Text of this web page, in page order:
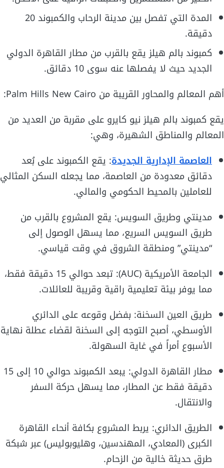
المدة التي تفصل بين مدينة الرحاب والكمبوند 20
دقيقة.
كمبوند بالم هيلز يقع بالقرب من مطار القاهرة الدولي
الجديد حيث لا يفصلها عنه سوى 10 دقائق.
أهم المعالم والمحاور القريبة من Palm Hills New Cairo:
يقع كمبوند بالم هيلز نيو كايرو على مقربة من العديد من
المعالم والمناطق الشهيرة، وهي:
العاصمة الإدارية الجديدة: يقع الكمبوند على بُعد
دقائق معدودة من العاصمة، مما يجعله السكن المثالي
للعاملين بالمحيط الحكومي والمالي.
مدينتي وطريق السويس: يقع المشروع بالقرب من
طريق السويس السريع، مما يسهل الوصول إلى
“مدينتي” ومنطقة الشروق في وقت قياسي.
الجامعة الأمريكية (AUC): تبعد حوالي 15 دقيقة فقط،
مما يوفر بيئة تعليمية راقية وقريبة للعائلات.
طريق العين السخنة: بفضل وقوعه على الدائري
الأوسطي، أصبح التوجه إلى السخنة لقضاء عطلة نهاية
الأسبوع أمراً في غاية السهولة.
مطار القاهرة الدولي: يبعد الكمبوند حوالي 10 إلى 15
دقيقة فقط عن المطار، مما يسهل حركة السفر
والانتقال.
الطريق الدائري: يربط المشروع بكافة أنحاء القاهرة
الكبرى (المعادي، المهندسين، وهليوبوليس) عبر شبكة
طرق حديثة خالية من الزحام.